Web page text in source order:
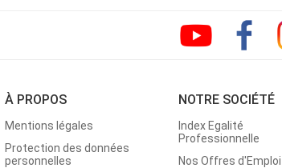
À PROPOS
Mentions légales
Protection des données
personnelles
NOTRE SOCIÉTÉ
Index Egalité
Professionnelle
Nos Offres d'Emploi